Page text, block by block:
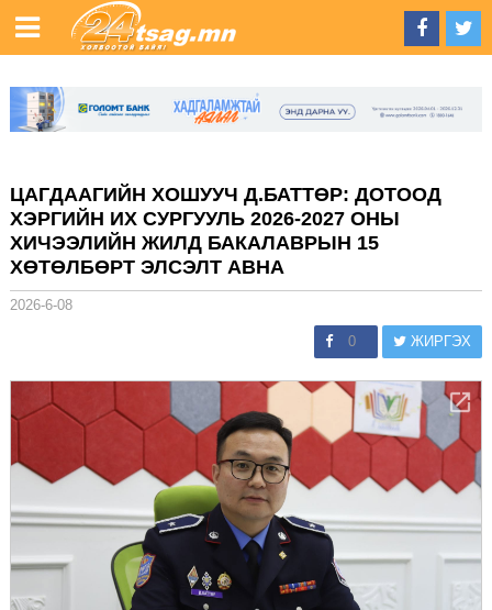
ЦАГДААГИЙН ХОШУУЧ Д.БАТТӨР: ДОТООД
ХЭРГИЙН ИХ СУРГУУЛЬ 2026-2027 ОНЫ
ХИЧЭЭЛИЙН ЖИЛД БАКАЛАВРЫН 15
ХӨТӨЛБӨРТ ЭЛСЭЛТ АВНА
2026-6-08
0 ЖИРГЭХ